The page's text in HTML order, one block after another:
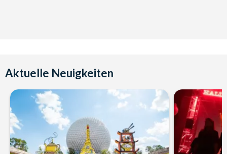
Aktuelle Neuigkeiten